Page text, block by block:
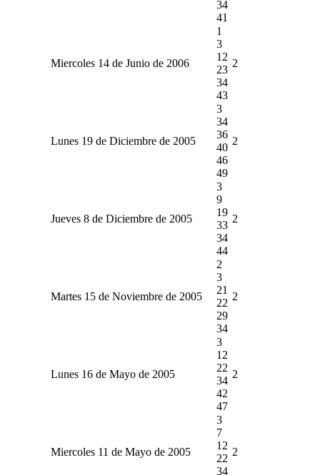
34
41
Miercoles 14 de Junio de 2006
1
3
12
23
34
43
2
Lunes 19 de Diciembre de 2005
3
34
36
40
46
49
2
Jueves 8 de Diciembre de 2005
3
9
19
33
34
44
2
Martes 15 de Noviembre de 2005
2
3
21
22
29
34
2
Lunes 16 de Mayo de 2005
3
12
22
34
42
47
2
Miercoles 11 de Mayo de 2005
3
7
12
22
34
2